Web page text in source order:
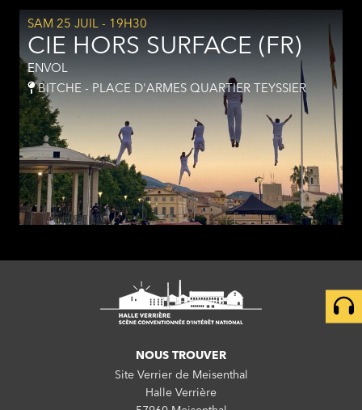
SAM 25 JUIL - 19H30
CIE HORS SURFACE (FR)
ENVOL
BITCHE - PLACE D'ARMES QUARTIER TEYSSIER
NOUS TROUVER
Site Verrier de Meisenthal
Halle Verrière